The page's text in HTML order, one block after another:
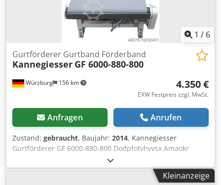
1 / 6
Würzburg 156 km
Gurtförderer Gurtband Förderband
Kannegiesser GF 6000-880-800
4.350 €
EXW Festpreis zzgl. MwSt.
Anfragen Anrufen
Zustand: gebraucht, Baujahr: 2014, Kannegiesser
Gurtförderer GF 6000-880-800 Dodpfotvhvvsx Amaokr
RA2299 Fabrikat: Kannegiesser neuwertig,
Ausstellungsmaschine Baujahr 2014 Foerderlaenge (FL):
6000 mm Gurtbreite (GB): 800 mm Nenn-/Außenbreite
Kleinanzeige